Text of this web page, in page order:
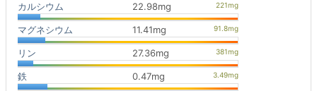
カルシウム 22.98mg
マグネシウム 11.41mg
リン 27.36mg
鉄 0.47mg